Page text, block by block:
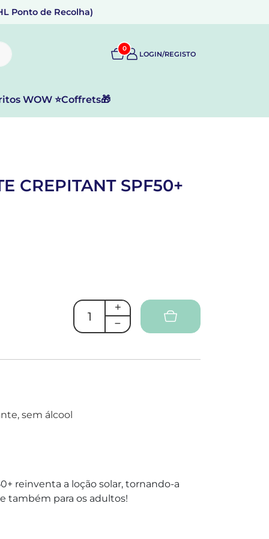
Ponto de Recolha)
0
LOGIN/REGISTO
WOW ⭐Coffrets🎁
CREPITANT SPF50+
sem álcool
reinventa a loção solar, tornando-a
também para os adultos!